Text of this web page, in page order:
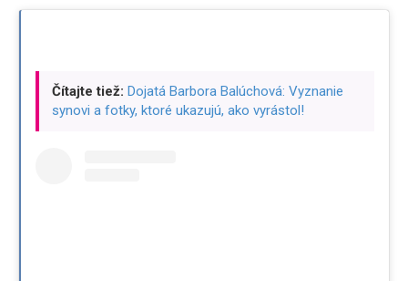
Čítajte tiež: Dojatá Barbora Balúchová: Vyznanie
synovi a fotky, ktoré ukazujú, ako vyrástol!